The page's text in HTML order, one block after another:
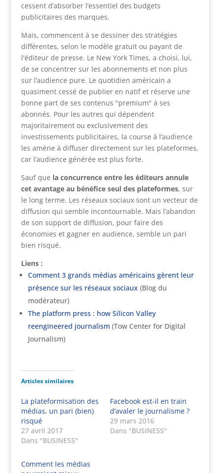
cessent d’absorber l’essentiel des budgets
publicitaires des marques.
Mais, commencent à se dessiner des stratégies
différentes, selon le modèle gratuit ou payant de
l'éditeur de presse. Le New York Times, a choisi, lui,
de se concentrer sur les abonnements et non plus
sur l’audience pure. Le quotidien américain a
quasiment cessé de publier en natif et réserve une
bonne part de ses contenus "premium" à ses
abonnés. Pour les autres qui dépendent
majoritairement ou exclusivement des
investissements publicitaires, la course à l’audience
les amène à diffuser directement sur les plateformes,
car l’audience générée est plus forte.
Sauf que la concurrence entre les éditeurs annule
cet avantage au bénéfice seul des plateformes, sur
le long terme. Les réseaux sociaux sont un vecteur de
diffusion qui semble incontournable. Mais l’abandon
de son support de diffusion, pour faire des
économies et gagner en audience, semble un pari
bien risqué.
Liens :
Comment 3 grands médias américains gèrent leur
présence sur les réseaux sociaux (Blog du
modérateur)
The platform press : how Silicon Valley
reengineered journalism (Tow Center for Digital
Journalism)
Articles similaires
La plateformisation des
médias, un pari (bien)
risqué
27 avril 2017
Dans "BUSINESS"
Facebook est-il en train
d’avaler le journalisme ?
29 mars 2016
Dans "BUSINESS"
Comment les médias